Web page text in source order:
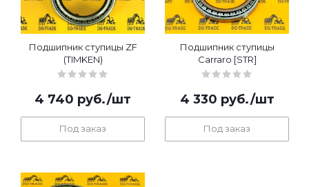
Подшипник ступицы ZF
(TIMKEN)
4 740 руб./шт
Под заказ
Подшипник ступицы
Carraro [STR]
4 330 руб./шт
Под заказ